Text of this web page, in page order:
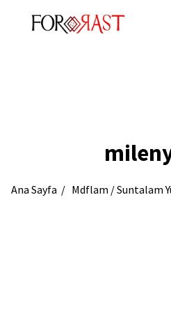
Ana Sayfa Mdflam / Suntalam